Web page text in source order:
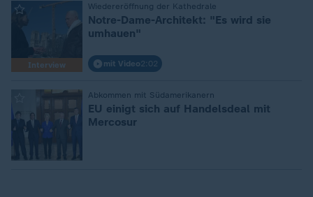
Interview
Wiedereröffnung der Kathedrale
Notre-Dame-Architekt: "Es wird sie
umhauen"
mit Video2:02
Abkommen mit Südamerikanern
EU einigt sich auf Handelsdeal mit
Mercosur